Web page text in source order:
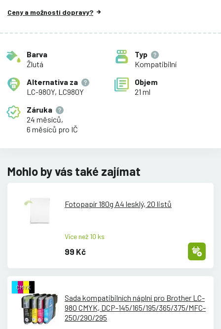
Ceny a možnosti dopravy?
Barva
Žlutá
Typ
Kompatibilní
Alternativa za
LC-980Y, LC980Y
Objem
21 ml
Záruka
24 měsíců,
6 měsíců pro IČ
Mohlo by vás také zajímat
Fotopapír 180g A4 lesklý, 20 listů
Více než 10 ks
99 Kč
CMYK
Sada kompatibilních náplní pro Brother LC-
980 CMYK, DCP-145/165/195/365/375/MFC-
250/290/295